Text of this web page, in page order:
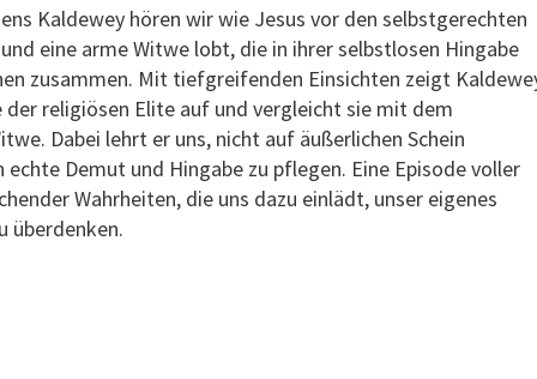
Kaldewey hören wir wie Jesus vor den selbstgerechten
eine arme Witwe lobt, die in ihrer selbstlosen Hingabe
zusammen. Mit tiefgreifenden Einsichten zeigt
religiösen Elite auf und vergleicht sie mit dem
Dabei lehrt er uns, nicht auf äußerlichen Schein
Demut und Hingabe zu pflegen. Eine Episode voller
Wahrheiten, die uns dazu einlädt, unser eigenes
überdenken.